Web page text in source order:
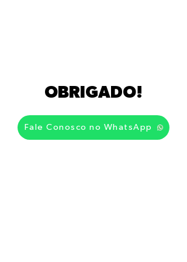
OBRIGADO!
Fale Conosco no WhatsApp